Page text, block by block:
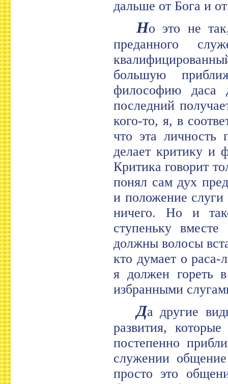
дальше от Бога и
Но это не
преданного
большую
философию даса
последний
кого-то, я, в
что эта
делает критику и
Критика говорит
понял сам дух
и положение
ничего. Но и
ступеньку
должны волосы
кто думает о раса-
я должен гореть
избранными
Да другие
развития,
постепенно
служении
просто это